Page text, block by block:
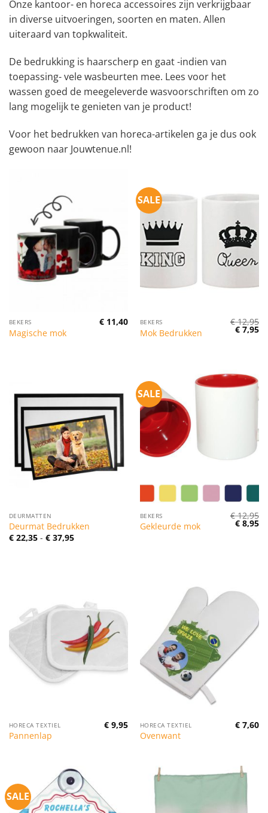
Onze kantoor- en horeca accessoires zijn verkrijgbaar
in diverse uitvoeringen, soorten en maten. Allen
uiteraard van topkwaliteit.
De bedrukking is haarscherp en gaat -indien van
toepassing- vele wasbeurten mee. Lees voor het
wassen goed de meegeleverde wasvoorschriften om zo
lang mogelijk te genieten van je product!
Voor het bedrukken van horeca-artikelen ga je dus ook
gewoon naar Jouwtenue.nl!
BEKERS
Magische mok
€ 11,40
SALE
BEKERS
Mok Bedrukken
€12,95
prijs
€ 7,95
DEURMATTEN
Deurmat Bedrukken
€22,35 - €37,95Prijsklasse:
€ 22,35
SALE
BEKERS
Gekleurde mok
€12,95
prijs
€ 8,95
HORECA TEXTIEL
Pannenlap
€ 9,95 HORECA TEXTIEL
Ovenwant
€ 7,60
SALE